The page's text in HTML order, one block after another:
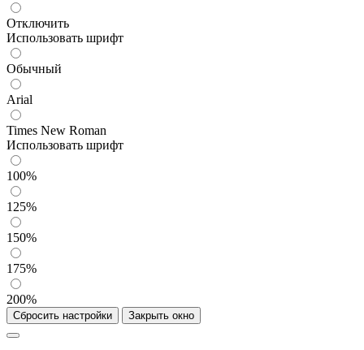
Отключить
Использовать шрифт
Обычный
Arial
Times New Roman
Использовать шрифт
100%
125%
150%
175%
200%
Сбросить настройки Закрыть окно